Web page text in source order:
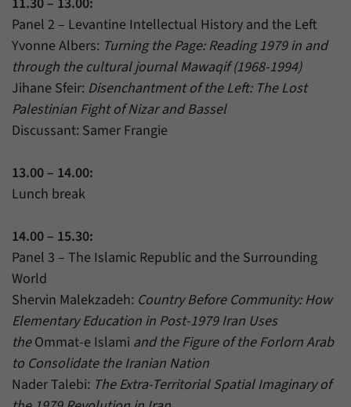
Panel 2 – Levantine Intellectual History and the Left
Yvonne Albers: Turning the Page: Reading 1979 in and
through the cultural journal Mawaqif (1968-1994)
Jihane Sfeir: Disenchantment of the Left: The Lost
Palestinian Fight of Nizar and Bassel
Discussant: Samer Frangie
13.00 – 14.00:
Lunch break
14.00 – 15.30:
Panel 3 – The Islamic Republic and the Surrounding
World
Shervin Malekzadeh: Country Before Community: How
Elementary Education in Post-1979 Iran Uses
theOmmat-e Islami and the Figure of the Forlorn Arab
to Consolidate the Iranian Nation
Nader Talebi: The Extra-Territorial Spatial Imaginary of